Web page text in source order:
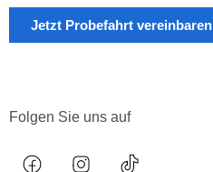
Jetzt Probefahrt vereinbaren
Folgen Sie uns auf